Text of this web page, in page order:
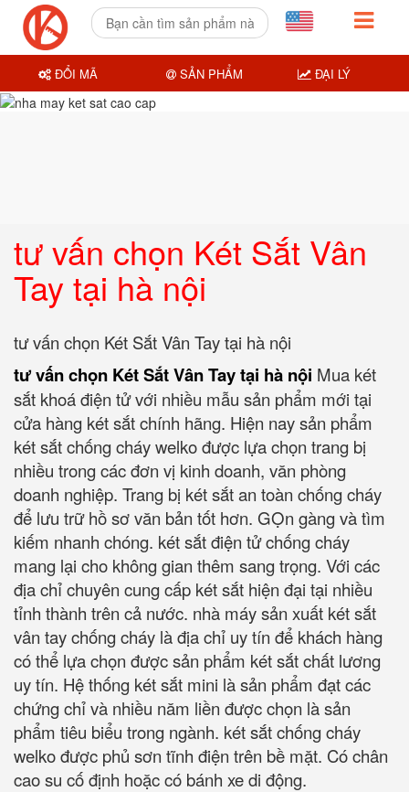
tư vấn chọn Két Sắt Vân
Tay tại hà nội
tư vấn chọn Két Sắt Vân Tay tại hà nội
tư vấn chọn Két Sắt Vân Tay tại hà nội Mua két
sắt khoá điện tử với nhiều mẫu sản phẩm mới tại
cửa hàng két sắt chính hãng. Hiện nay sản phẩm
két sắt chống cháy welko được lựa chọn trang bị
nhiều trong các đơn vị kinh doanh, văn phòng
doanh nghiệp. Trang bị két sắt an toàn chống cháy
để lưu trữ hồ sơ văn bản tốt hơn. GỌn gàng và tìm
kiếm nhanh chóng. két sắt điện tử chống cháy
mang lại cho không gian thêm sang trọng. Với các
địa chỉ chuyên cung cấp két sắt hiện đại tại nhiều
tỉnh thành trên cả nước. nhà máy sản xuất két sắt
vân tay chống cháy là địa chỉ uy tín để khách hàng
có thể lựa chọn được sản phẩm két sắt chất lương
uy tín. Hệ thống két sắt mini là sản phẩm đạt các
chứng chỉ và nhiều năm liền được chọn là sản
phẩm tiêu biểu trong ngành. két sắt chống cháy
welko được phủ sơn tĩnh điện trên bề mặt. Có chân
cao su cố định hoặc có bánh xe di động.
ĐỔI MÃ SẢN PHẨM ĐẠI LÝ